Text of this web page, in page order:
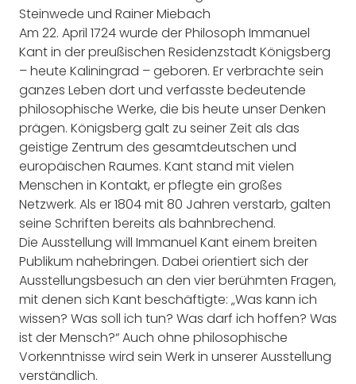
Steinwede und Rainer Miebach
Am 22. April 1724 wurde der Philosoph Immanuel
Kant in der preußischen Residenzstadt Königsberg
– heute Kaliningrad – geboren. Er verbrachte sein
ganzes Leben dort und verfasste bedeutende
philosophische Werke, die bis heute unser Denken
prägen. Königsberg galt zu seiner Zeit als das
geistige Zentrum des gesamtdeutschen und
europäischen Raumes. Kant stand mit vielen
Menschen in Kontakt, er pflegte ein großes
Netzwerk. Als er 1804 mit 80 Jahren verstarb, galten
seine Schriften bereits als bahnbrechend.
Die Ausstellung will Immanuel Kant einem breiten
Publikum nahebringen. Dabei orientiert sich der
Ausstellungsbesuch an den vier berühmten Fragen,
mit denen sich Kant beschäftigte: „Was kann ich
wissen? Was soll ich tun? Was darf ich hoffen? Was
ist der Mensch?“ Auch ohne philosophische
Vorkenntnisse wird sein Werk in unserer Ausstellung
verständlich.